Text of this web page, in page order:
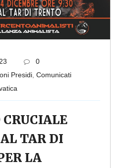
0
Presidi Comunicati
TAR DI
LA